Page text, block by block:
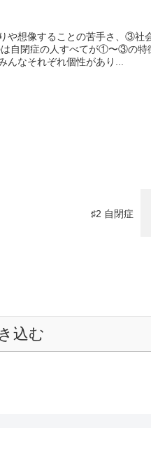
想像することの苦手さ、③社
自閉症の人すべてが①〜③の特
んなそれぞれ個性があり...
♯2 自閉症
込む